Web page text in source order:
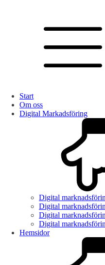
Start
Om oss
Digital Markadsföring
Digital
Digital
Digital
Digital
Hemsidor